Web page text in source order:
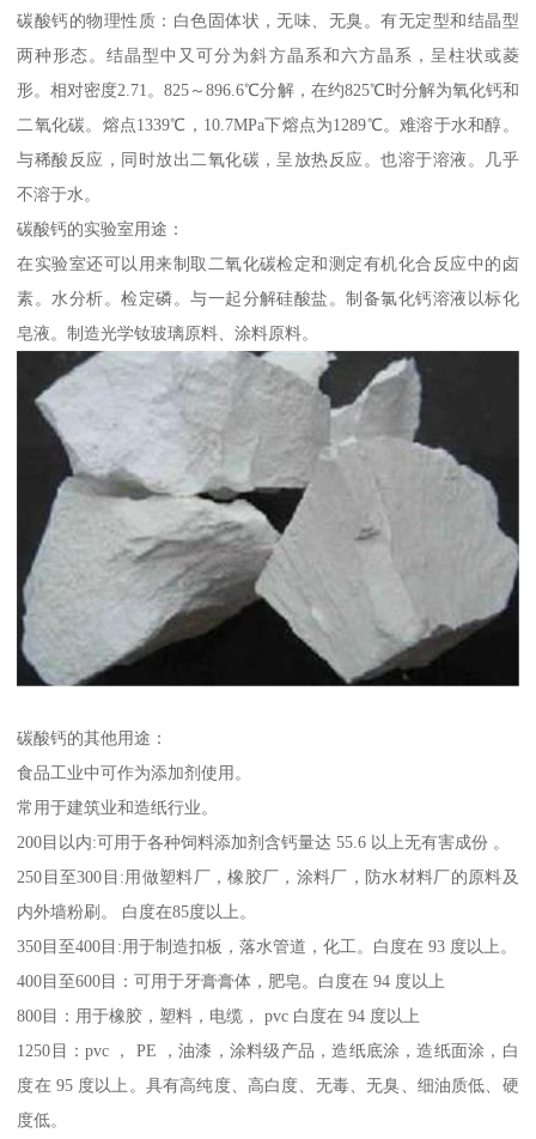
碳酸钙的物理性质：白色固体状，无味、无臭。有无定型和结晶型
两种形态。结晶型中又可分为斜方晶系和六方晶系，呈柱状或菱
形。相对密度2.71。825～896.6℃分解，在约825℃时分解为氧化钙和
二氧化碳。熔点1339℃，10.7MPa下熔点为1289℃。难溶于水和醇。
与稀酸反应，同时放出二氧化碳，呈放热反应。也溶于溶液。几乎
不溶于水。
碳酸钙的实验室用途：
在实验室还可以用来制取二氧化碳检定和测定有机化合反应中的卤
素。水分析。检定磷。与一起分解硅酸盐。制备氯化钙溶液以标化
皂液。制造光学钕玻璃原料、涂料原料。
碳酸钙的其他用途：
食品工业中可作为添加剂使用。
常用于建筑业和造纸行业。
200目以内:可用于各种饲料添加剂含钙量达 55.6 以上无有害成份 。
250目至300目:用做塑料厂，橡胶厂，涂料厂，防水材料厂的原料及
内外墙粉刷。 白度在85度以上。
350目至400目:用于制造扣板，落水管道，化工。白度在 93 度以上。
400目至600目：可用于牙膏膏体，肥皂。白度在 94 度以上
800目：用于橡胶，塑料，电缆， pvc 白度在 94 度以上
1250目：pvc ， PE ，油漆，涂料级产品，造纸底涂，造纸面涂，白
度在 95 度以上。具有高纯度、高白度、无毒、无臭、细油质低、硬
度低。